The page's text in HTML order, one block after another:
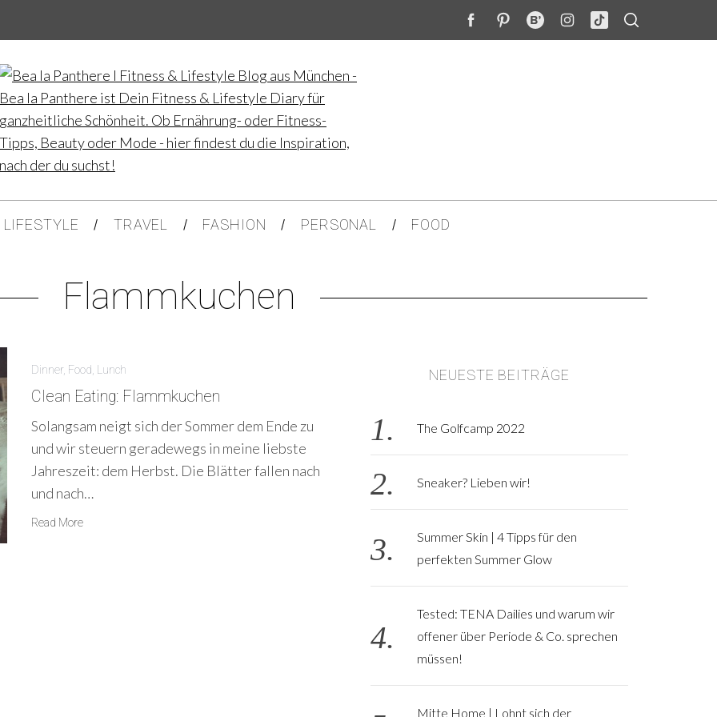
LIFESTYLE TRAVEL FASHION PERSONAL FOOD
Flammkuchen
Dinner, Food Lunch
Clean Eating: Flammkuchen
Solangsam neigt sich der Sommer dem Ende zu
und wir steuern geradewegs in meine liebste
Jahreszeit: dem Herbst. Die Blätter fallen nach
und nach…
Read More
NEUESTE BEITRÄGE
The Golfcamp 2022
Sneaker? Lieben wir!
Summer Skin | 4 Tipps für den
perfekten Summer Glow
Tested: TENA Dailies und warum wir
offener über Periode & Co. sprechen
müssen!
Mitte Home | Lohnt sich der